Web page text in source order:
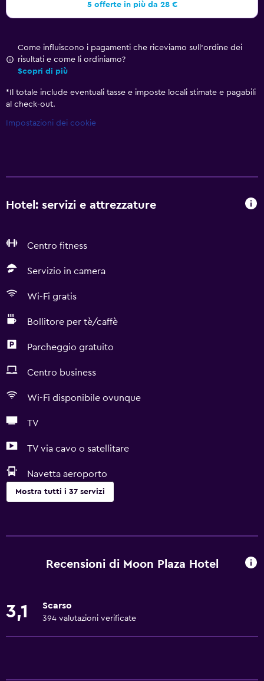
5 offerte in più da 28 €
Come influiscono i pagamenti che riceviamo sull'ordine dei
risultati e come li ordiniamo?
Scopri di più
* Il totale include eventuali tasse e imposte locali stimate e pagabili
al check-out.
Impostazioni dei cookie
Hotel: servizi e attrezzature
Centro fitness
Servizio in camera
Wi-Fi gratis
Bollitore per tè/caffè
Parcheggio gratuito
Centro business
Wi-Fi disponibile ovunque
TV
TV via cavo o satellitare
Navetta aeroporto
Mostra tutti i 37 servizi
Wi-Fi gratis
Estintore
Recensioni di Moon Plaza Hotel
3,1 Scarso
394 valutazioni verificate